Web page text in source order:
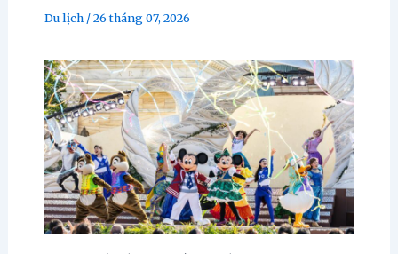
Du lịch/26 tháng 07, 2026